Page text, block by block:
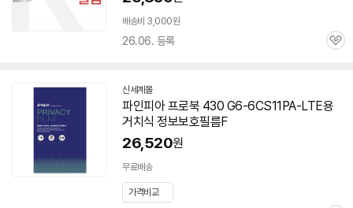
배송비 3,000원
26.06. 등록
관
신세계몰
파인피아 프로북 430 G6-6CS11PA-LTE용
거치식 정보보호필름F
26,520원
무료배송
가격비교